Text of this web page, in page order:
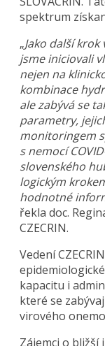
spektrum
„Jako další krok
jsme iniciovali
nejen na
kombinace
ale zabývá se
parametry,
monitoringem
s nemocí
slovenského
logickým
hodnotné
řekla doc.
CZECRIN.
Vedení
kapacitu i
které se
virového
Zájemci o bližší